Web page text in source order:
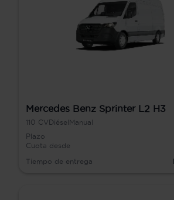
Mercedes Benz Sprinter L2 H3
110 CV Diésel Manual
Plazo
Cuota desde
Tiempo de entrega